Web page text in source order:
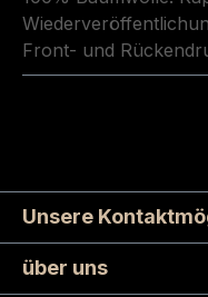
Front- und
Unsere
über uns